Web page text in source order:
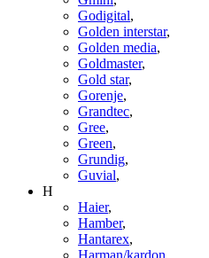
Godigital,
Golden interstar,
Golden media,
Goldmaster,
Gold star,
Gorenje,
Grandtec,
Gree,
Green,
Grundig,
Guvial,
H
Haier,
Hamber,
Hantarex,
Harman/kardon,